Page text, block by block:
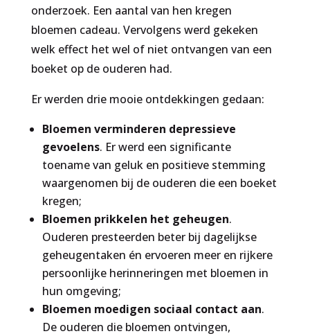
onderzoek. Een aantal van hen kregen
bloemen cadeau. Vervolgens werd gekeken
welk effect het wel of niet ontvangen van een
boeket op de ouderen had.
Er werden drie mooie ontdekkingen gedaan:
Bloemen verminderen depressieve
gevoelens. Er werd een significante
toename van geluk en positieve stemming
waargenomen bij de ouderen die een boeket
kregen;
Bloemen prikkelen het geheugen.
Ouderen presteerden beter bij dagelijkse
geheugentaken én ervoeren meer en rijkere
persoonlijke herinneringen met bloemen in
hun omgeving;
Bloemen moedigen sociaal contact aan.
De ouderen die bloemen ontvingen,